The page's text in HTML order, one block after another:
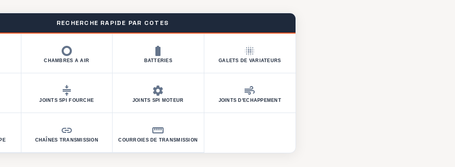
RECHERCHE RAPIDE PAR COTES
trip_origin
CHAMBRES A AIR
battery_full
BATTERIES
blur_on
GALETS DE VARIATEURS
compress
JOINTS SPI FOURCHE
settings
JOINTS SPI MOTEUR
air
JOINTS D'ECHAPPEMENT
link
CHAÎNES TRANSMISSION
straighten
COURROIES DE TRANSMISSION